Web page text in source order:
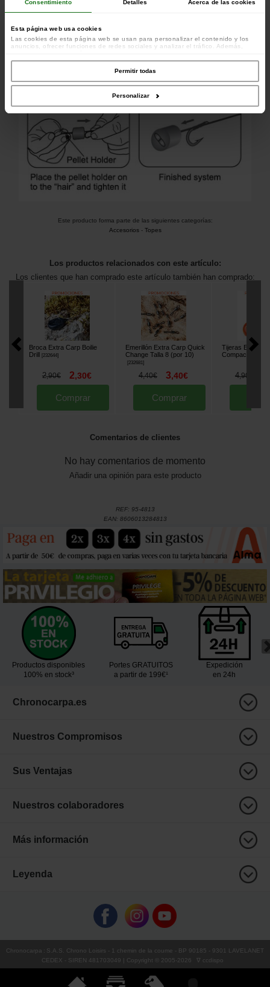
Consentimiento Detalles Acerca de las cookies
Esta página web usa cookies
Las cookies de esta página web se usan para personalizar el contenido y los
anuncios, ofrecer funciones de redes sociales y analizar el tráfico. Además,
colaboradores de redes sociales, publicidad y análisis web, quienes pueden
combinarla con otra información que les haya proporcionado o que hayan
recopilado a partir del uso que haya hecho de sus servicios.
Permitir todas
Personalizar
Este producto forma parte de las siguientes categorías:
Accesorios- Topes
Los productos relacionados con este artículo:
Los clientes que han comprado este artículo también han comprado:
Broca Extra Carp Boilie
Drill [232644]
2,90€ 2,30€
Comprar
Emerillón Extra Carp Quick
Change Talla 8 (por 10)
[232681]
4,40€ 3,40€
Comprar
Tijeras Extra
Compact
4,90
Comentarios de clientes
No hay comentarios de momento
Añadir una opinión para este producto
REF: 95-4813
EAN: 8606013284813
Productos disponibles
100% en stock³
Portes GRATUITOS
a partir de 199€¹
Expedición
en 24h
Chronocarpa.es
Nuestros Compromisos
Sus Ventajas
Nuestros colaboradores
Más información
Leyenda
Chronocarpa : S.A.S. Chrono Loisirs - 1 chemin de la coume - BP 90185 - 9301 LAVELANET
CEDEX - SIREN 481703049 | Copyright © 2005-2026 ∇ ccdispo